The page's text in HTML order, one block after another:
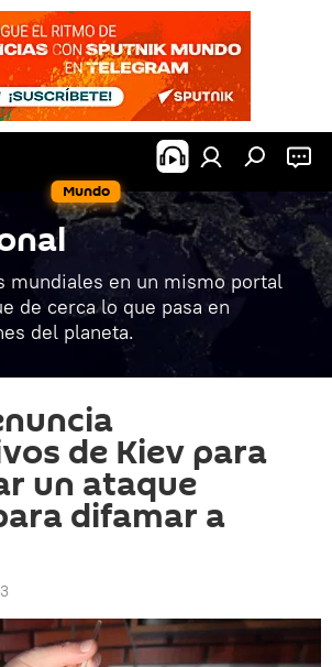
Mundo
mundiales en un mismo portal
de cerca lo que pasa en
del planeta.
de Kiev para
un ataque
difamar a